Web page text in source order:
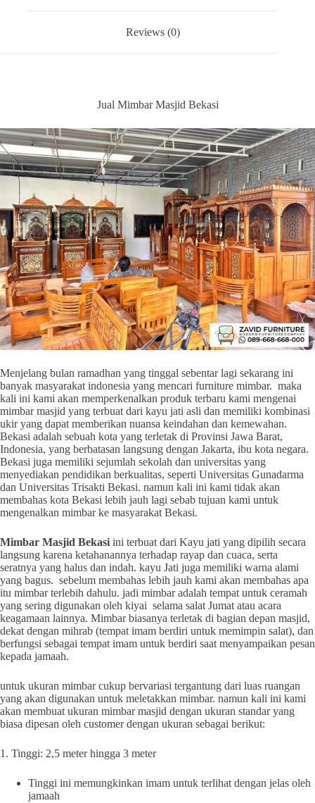
Reviews (0)
Jual Mimbar Masjid Bekasi
Menjelang bulan ramadhan yang tinggal sebentar lagi sekarang ini
banyak masyarakat indonesia yang mencari furniture mimbar. maka
kali ini kami akan memperkenalkan produk terbaru kami mengenai
mimbar masjid yang terbuat dari kayu jati asli dan memiliki kombinasi
ukir yang dapat memberikan nuansa keindahan dan kemewahan.
Bekasi adalah sebuah kota yang terletak di Provinsi Jawa Barat,
Indonesia, yang berbatasan langsung dengan Jakarta, ibu kota negara.
Bekasi juga memiliki sejumlah sekolah dan universitas yang
menyediakan pendidikan berkualitas, seperti Universitas Gunadarma
dan Universitas Trisakti Bekasi. namun kali ini kami tidak akan
membahas kota Bekasi lebih jauh lagi sebab tujuan kami untuk
mengenalkan mimbar ke masyarakat Bekasi.
Mimbar Masjid Bekasi ini terbuat dari Kayu jati yang dipilih secara
langsung karena ketahanannya terhadap rayap dan cuaca, serta
seratnya yang halus dan indah. kayu Jati juga memiliki warna alami
yang bagus. sebelum membahas lebih jauh kami akan membahas apa
itu mimbar terlebih dahulu. jadi mimbar adalah tempat untuk ceramah
yang sering digunakan oleh kiyai selama salat Jumat atau acara
keagamaan lainnya. Mimbar biasanya terletak di bagian depan masjid,
dekat dengan mihrab (tempat imam berdiri untuk memimpin salat), dan
berfungsi sebagai tempat imam untuk berdiri saat menyampaikan pesan
kepada jamaah.
untuk ukuran mimbar cukup bervariasi tergantung dari luas ruangan
yang akan digunakan untuk meletakkan mimbar. namun kali ini kami
akan membuat ukuran mimbar masjid dengan ukuran standar yang
biasa dipesan oleh customer dengan ukuran sebagai berikut:
1. Tinggi: 2,5 meter hingga 3 meter
Tinggi ini memungkinkan imam untuk terlihat dengan jelas oleh
jamaah